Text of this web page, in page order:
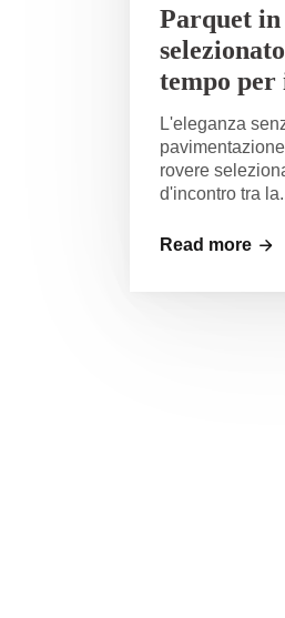
Parquet
tempo per
L'eleganza
rovere
d'incontro tra
Read more